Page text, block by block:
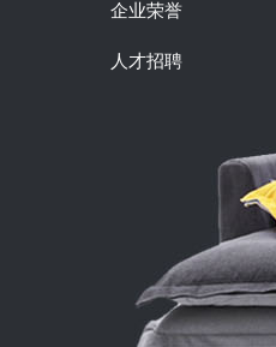
企业荣誉
人才招聘